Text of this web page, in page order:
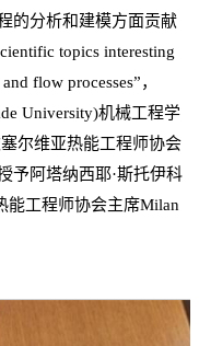
的分析和建模方面贡献
topics interesting
flow processes”，
University)机械工程学
尔维亚热能工程师协会
予阿塔纳西耶·斯托伊科
能工程师协会主席Milan